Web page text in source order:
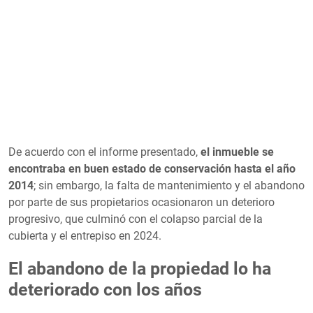
De acuerdo con el informe presentado, el inmueble se
encontraba en buen estado de conservación hasta el año
2014; sin embargo, la falta de mantenimiento y el abandono
por parte de sus propietarios ocasionaron un deterioro
progresivo, que culminó con el colapso parcial de la
cubierta y el entrepiso en 2024.
El abandono de la propiedad lo ha
deteriorado con los años